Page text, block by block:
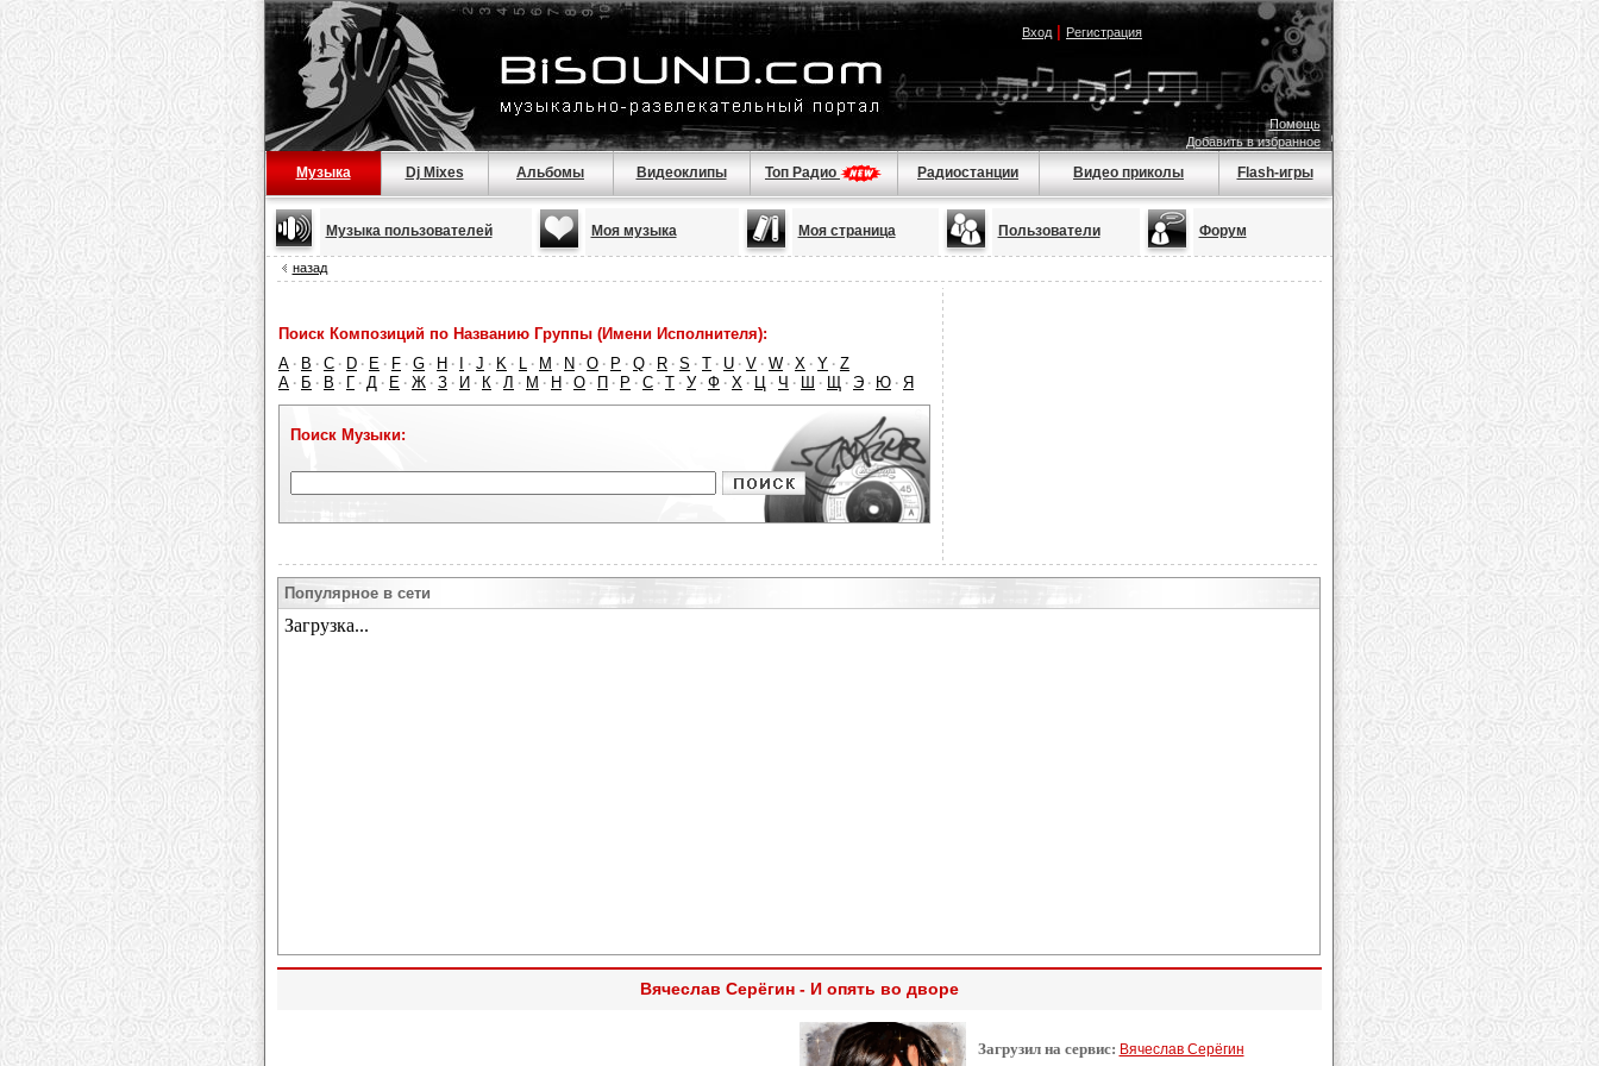
Вход| Регистрация
Помощь
Добавить в избранное
Музыка Dj Mixes Альбомы Видеоклипы Топ Радио Радиостанции Видео приколы Flash-игры
Музыка пользователей Моя музыка Моя страница Пользователи Форум
назад
Поиск Композиций по Названию Группы (Имени Исполнителя):
A · B · C · D · E · F · G · H · · J · K · L · M · N · O · P · Q · R · S · T · U · V · W · X · Y · Z
А · Б · В · Г · Д · Е · Ж · З · И · К · Л · М · Н · О · П · Р · С · Т · У · Ф · Х · Ц · Ч · Ш · Щ · Э · Ю · Я
Поиск Музыки:
Популярное в сети
Вячеслав Серёгин - И опять во дворе
Загрузил на сервис: Вячеслав Серёгин